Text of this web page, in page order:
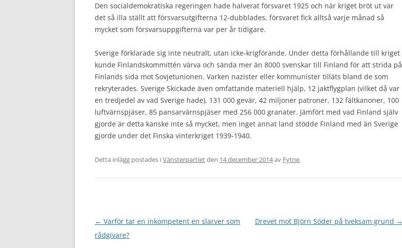
Den socialdemokratiska regeringen hade halverat försvaret 1925 och när kriget bröt ut var
det så illa ställt att försvarsutgifterna 12-dubblades, försvaret fick alltså varje månad så
mycket som försvarsuppgifterna var per år tidigare.
Sverige förklarade sig inte neutralt, utan icke-krigförande. Under detta förhållande till kriget
kunde Finlandskommittén värva och sända mer än 8000 svenskar till Finland för att strida på
Finlands sida mot Sovjetunionen. Varken nazister eller kommunister tilläts bland de som
rekryterades. Sverige Skickade även omfattande materiell hjälp, 12 jaktflygplan (vilket då var
en tredjedel av vad Sverige hade), 131 000 gevär, 42 miljoner patroner, 132 fältkanoner, 100
luftvärnspjäser, 85 pansarvärnspjäser med 256 000 granater. Jämfört med vad Finland själv
gjorde är detta kanske inte så mycket, men inget annat land stödde Finland med än Sverige
gjorde under det Finska vinterkriget 1939-1940.
Detta inlägg postades iVänsterpartietden 14 december 2014av Fytne.
Inläggsnavigering
← Varför tar en inkompetent en slarver som
rådgivare?
Drevet mot Björn Söder på tveksam grund →